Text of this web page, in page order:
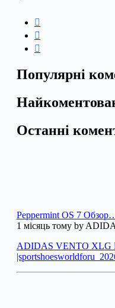
Популярні
Останні
Peppermint OS 7
1 місяць тому by
ADIDAS VENTO XLG